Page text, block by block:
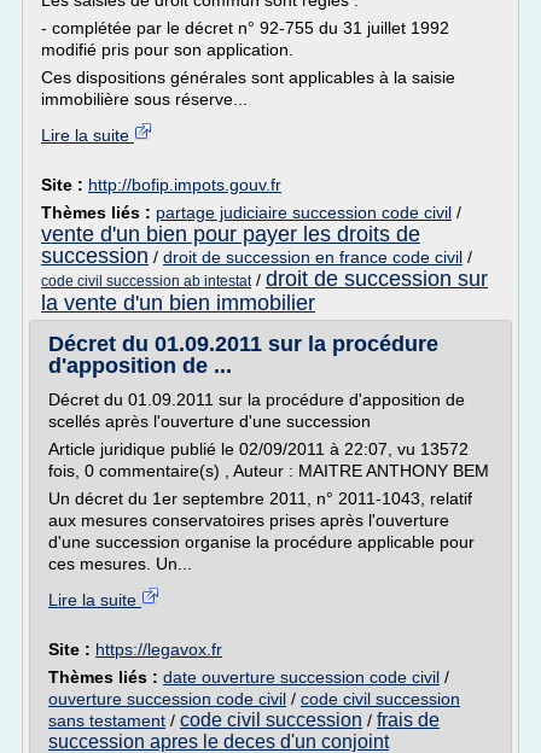
- complétée par le décret n° 92-755 du 31 juillet 1992
modifié pris pour son application.
Ces dispositions générales sont applicables à la saisie
immobilière sous réserve...
Lire la suite
Site : http://bofip.impots.gouv.fr
Thèmes liés : partage judiciaire succession code civil /
vente d'un bien pour payer les droits de
succession / droit de succession en france code civil /
code civil succession ab intestat/ droit de succession sur
la vente d'un bien immobilier
Décret du 01.09.2011 sur la procédure
d'apposition de ...
Décret du 01.09.2011 sur la procédure d'apposition de
scellés après l'ouverture d'une succession
Article juridique publié le 02/09/2011 à 22:07, vu 13572
fois, 0 commentaire(s) , Auteur : MAITRE ANTHONY BEM
Un décret du 1er septembre 2011, n° 2011-1043, relatif
aux mesures conservatoires prises après l'ouverture
d'une succession organise la procédure applicable pour
ces mesures. Un...
Lire la suite
Site : https://legavox.fr
Thèmes liés : date ouverture succession code civil /
ouverture succession code civil / code civil succession
sans testament / code civil succession / frais de
succession apres le deces d'un conjoint